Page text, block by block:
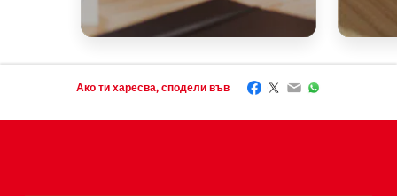
Ако ти харесва, сподели във Facebook
Twitter
EmailWhatsApp